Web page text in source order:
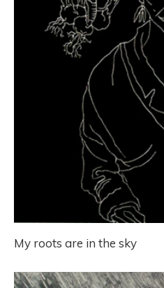
My roots are in the sky